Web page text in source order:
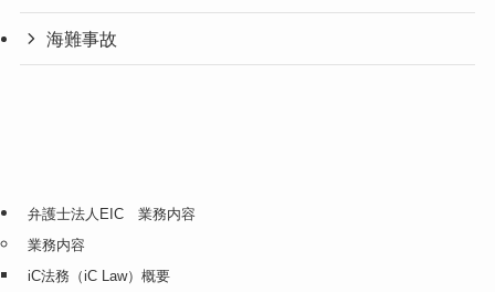
海難事故
弁護士法人EIC 業務内容
業務内容
iC法務（iC Law）概要